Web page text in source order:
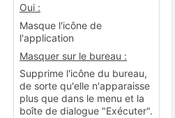
Oui :
Masque l'icône de
l'application
Masquer sur le bureau :
Supprime l'icône du bureau,
de sorte qu'elle n'apparaisse
plus que dans le menu et la
boîte de dialogue "Exécuter".